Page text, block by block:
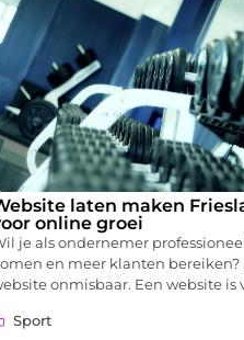
laten maken
online groei
je als ondernemer
en meer klanten bereiken?
onmisbaar. Een website is
Sport